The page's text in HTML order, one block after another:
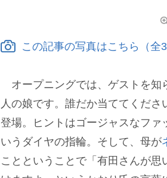
この記事の写真はこちら（全3
オープニングでは、ゲストを知
人の娘です。誰だか当ててくだ
登場。ヒントはゴージャスなファ
いうダイヤの指輪。そして、母が
ことということで「有田さんが